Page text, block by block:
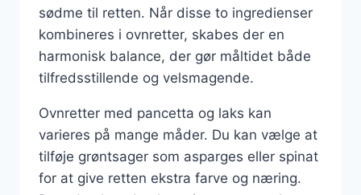
sødme til retten. Når disse to ingredienser
kombineres i ovnretter, skabes der en
harmonisk balance, der gør måltidet både
tilfredsstillende og velsmagende.
Ovnretter med pancetta og laks kan
varieres på mange måder. Du kan vælge at
tilføje grøntsager som asparges eller spinat
for at give retten ekstra farve og næring.